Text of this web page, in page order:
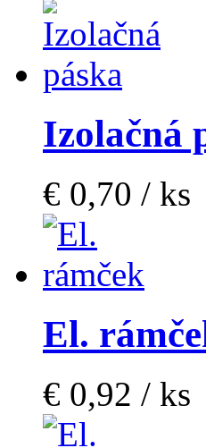
Izolačná
€ 0,70 / ks
El.
€ 0,92 / ks